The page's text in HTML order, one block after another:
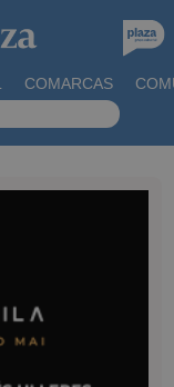
COMARCAS